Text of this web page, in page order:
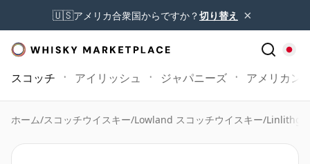
🇺🇸アメリカ合衆国からですか？切り替え ×
スコッチ アイリッシュ ジャパニーズ アメリカン
ホーム/スコッチウイスキー/Lowland スコッチウイスキー/